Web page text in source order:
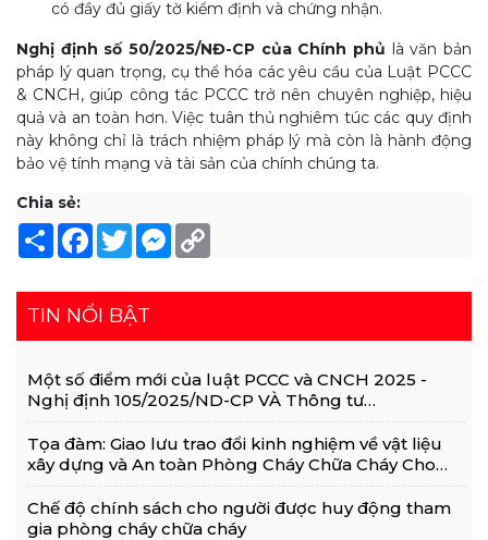
có đầy đủ giấy tờ kiểm định và chứng nhận.
Nghị định số 50/2025/NĐ-CP của Chính phủ là văn bản
pháp lý quan trọng, cụ thể hóa các yêu cầu của Luật PCCC
& CNCH, giúp công tác PCCC trở nên chuyên nghiệp, hiệu
quả và an toàn hơn. Việc tuân thủ nghiêm túc các quy định
này không chỉ là trách nhiệm pháp lý mà còn là hành động
bảo vệ tính mạng và tài sản của chính chúng ta.
Chia sẻ:
Share Facebook
TwitterMessenger
TIN NỔI BẬT
Một số điểm mới của luật PCCC và CNCH 2025 -
Nghị định 105/2025/ND-CP VÀ Thông tư
Tọa đàm: Giao lưu trao đổi kinh nghiệm về vật liệu
xây dựng và An toàn Phòng Cháy Chữa Cháy Cho
Chế độ chính sách cho người được huy động tham
gia phòng cháy chữa cháy